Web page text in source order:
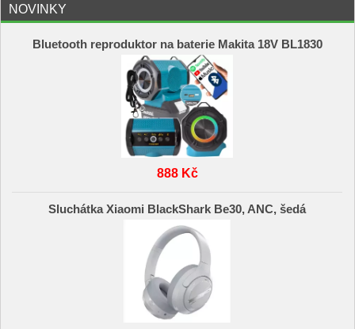
NOVINKY
Bluetooth reproduktor na baterie Makita 18V BL1830
888 Kč
Sluchátka Xiaomi BlackShark Be30, ANC, šedá